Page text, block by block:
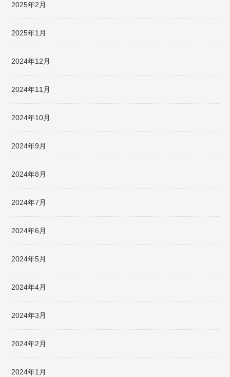
2025年2月
2025年1月
2024年12月
2024年11月
2024年10月
2024年9月
2024年8月
2024年7月
2024年6月
2024年5月
2024年4月
2024年3月
2024年2月
2024年1月